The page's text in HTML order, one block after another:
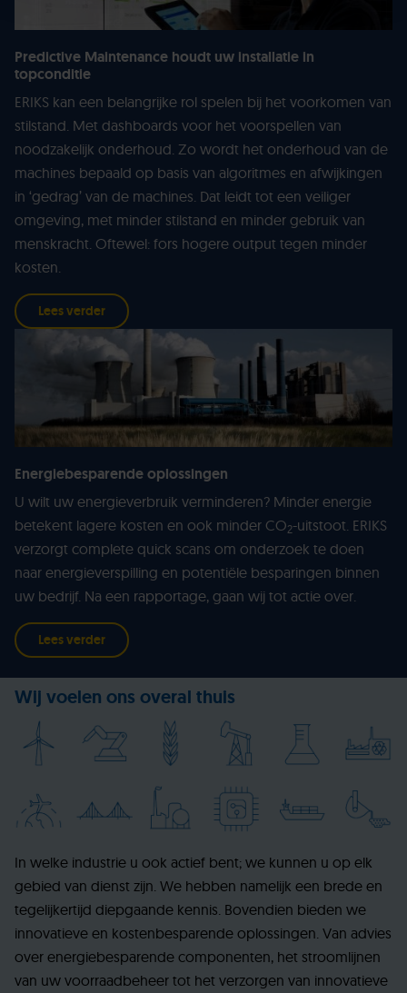
Predictive Maintenance houdt uw installatie in
topconditie
ERIKS kan een belangrijke rol spelen bij het voorkomen van
stilstand. Met dashboards voor het voorspellen van
noodzakelijk onderhoud. Zo wordt het onderhoud van de
machines bepaald op basis van algoritmes en afwijkingen
in ‘gedrag’ van de machines. Dat leidt tot een veiliger
omgeving, met minder stilstand en minder gebruik van
menskracht. Oftewel: fors hogere output tegen minder
kosten.
Lees verder
Energiebesparende oplossingen
U wilt uw energieverbruik verminderen? Minder energie
betekent lagere kosten en ook minder CO2-uitstoot. ERIKS
verzorgt complete quick scans om onderzoek te doen
naar energieverspilling en potentiële besparingen binnen
uw bedrijf. Na een rapportage, gaan wij tot actie over.
Lees verder
Wij voelen ons overal thuis
In welke industrie u ook actief bent; we kunnen u op elk
gebied van dienst zijn. We hebben namelijk een brede en
tegelijkertijd diepgaande kennis. Bovendien bieden we
innovatieve en kostenbesparende oplossingen. Van advies
over energiebesparende componenten, het stroomlijnen
van uw voorraadbeheer tot het verzorgen van innovatieve